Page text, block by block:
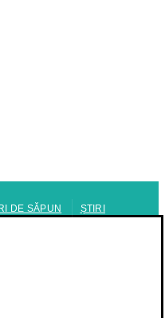
DE SĂPUN ȘTIRI